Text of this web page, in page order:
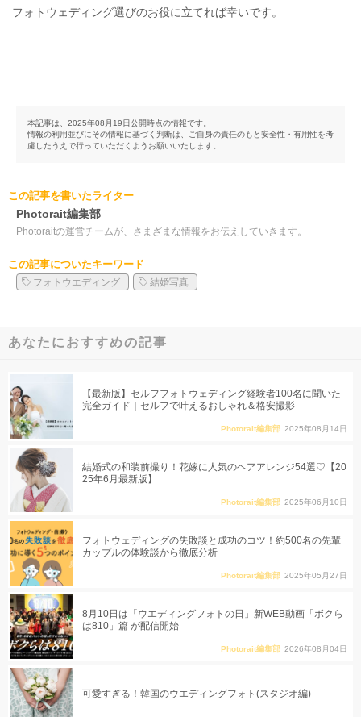
フォトウェディング選びのお役に立てれば幸いです。
本記事は、2025年08月19日公開時点の情報です。
情報の利用並びにその情報に基づく判断は、ご自身の責任のもと安全性・有用性を考
慮したうえで行っていただくようお願いいたします。
この記事を書いたライター
Photorait編集部
Photoraitの運営チームが、さまざまな情報をお伝えしていきます。
この記事についたキーワード
フォトウエディング 結婚写真
あなたにおすすめの記事
【最新版】セルフフォトウェディング経験者100名に聞いた
完全ガイド｜セルフで叶えるおしゃれ＆格安撮影
Photorait編集部 2025年08月14日
結婚式の和装前撮り！花嫁に人気のヘアアレンジ54選♡【20
25年6月最新版】
Photorait編集部 2025年06月10日
フォトウェディングの失敗談と成功のコツ！約500名の先輩
カップルの体験談から徹底分析
Photorait編集部 2025年05月27日
8月10日は「ウエディングフォトの日」新WEB動画「ボクら
は810」篇 が配信開始
Photorait編集部 2026年08月04日
可愛すぎる！韓国のウエディングフォト(スタジオ編)